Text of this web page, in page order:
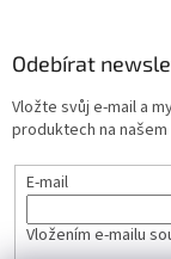
Odebírat
Vložte svůj e-mail a
produktech na našem
E-mail
Vložením e-mailu